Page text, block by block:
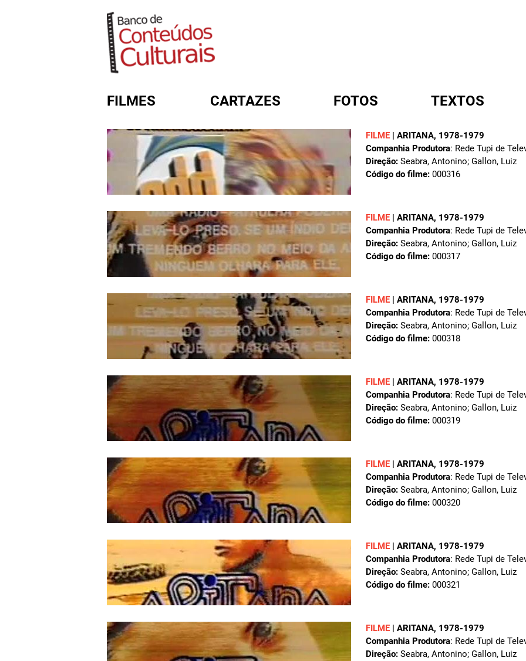
FILMES CARTAZES FOTOS TEXTOS
FILME | ARITANA, 1978-1979
Companhia Produtora: Rede Tupi de
Direção: Seabra, Antonino; Gallon, Luiz
Código do filme: 000316
FILME | ARITANA, 1978-1979
Companhia Produtora: Rede Tupi de
Direção: Seabra, Antonino; Gallon, Luiz
Código do filme: 000317
FILME | ARITANA, 1978-1979
Companhia Produtora: Rede Tupi de
Direção: Seabra, Antonino; Gallon, Luiz
Código do filme: 000318
FILME | ARITANA, 1978-1979
Companhia Produtora: Rede Tupi de
Direção: Seabra, Antonino; Gallon, Luiz
Código do filme: 000319
FILME | ARITANA, 1978-1979
Companhia Produtora: Rede Tupi de
Direção: Seabra, Antonino; Gallon, Luiz
Código do filme: 000320
FILME | ARITANA, 1978-1979
Companhia Produtora: Rede Tupi de
Direção: Seabra, Antonino; Gallon, Luiz
Código do filme: 000321
FILME | ARITANA, 1978-1979
Companhia Produtora: Rede Tupi de
Direção: Seabra, Antonino; Gallon, Luiz
FORMULÁRIO DE BUSCA